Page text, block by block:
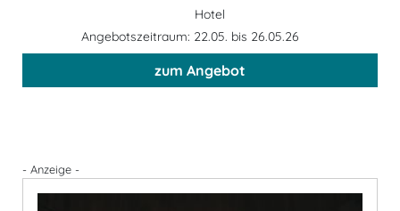
Hotel
Angebotszeitraum: 22.05. bis 26.05.26
zum Angebot
- Anzeige -